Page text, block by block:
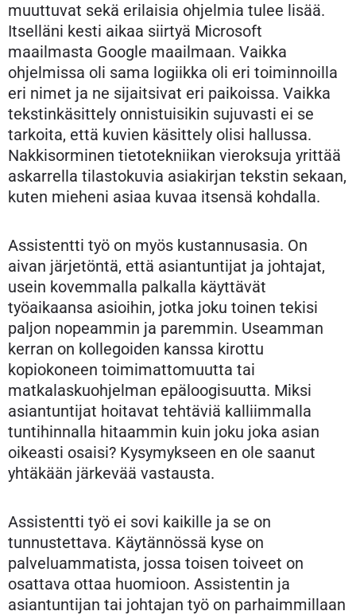
muuttuvat sekä erilaisia ohjelmia tulee lisää.
Itselläni kesti aikaa siirtyä Microsoft
maailmasta Google maailmaan. Vaikka
ohjelmissa oli sama logiikka oli eri toiminnoilla
eri nimet ja ne sijaitsivat eri paikoissa. Vaikka
tekstinkäsittely onnistuisikin sujuvasti ei se
tarkoita, että kuvien käsittely olisi hallussa.
Nakkisorminen tietotekniikan vieroksuja yrittää
askarrella tilastokuvia asiakirjan tekstin sekaan,
kuten mieheni asiaa kuvaa itsensä kohdalla.
Assistentti työ on myös kustannusasia. On
aivan järjetöntä, että asiantuntijat ja johtajat,
usein kovemmalla palkalla käyttävät
työaikaansa asioihin, jotka joku toinen tekisi
paljon nopeammin ja paremmin. Useamman
kerran on kollegoiden kanssa kirottu
kopiokoneen toimimattomuutta tai
matkalaskuohjelman epäloogisuutta. Miksi
asiantuntijat hoitavat tehtäviä kalliimmalla
tuntihinnalla hitaammin kuin joku joka asian
oikeasti osaisi? Kysymykseen en ole saanut
yhtäkään järkevää vastausta.
Assistentti työ ei sovi kaikille ja se on
tunnustettava. Käytännössä kyse on
palveluammatista, jossa toisen toiveet on
osattava ottaa huomioon. Assistentin ja
asiantuntijan tai johtajan työ on parhaimmillaan